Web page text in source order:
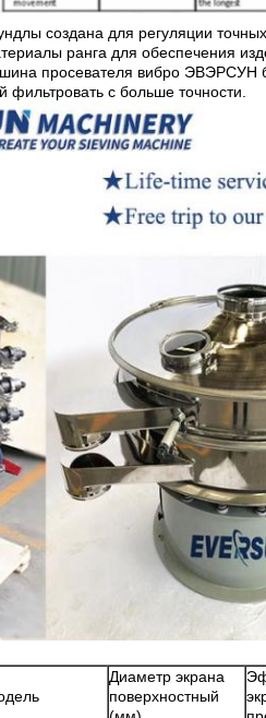
создана для регуляции
ранга для обеспечения
просевателя вибро ЭВЭРСУН
с больше точности.
Диаметр экрана
поверхностный